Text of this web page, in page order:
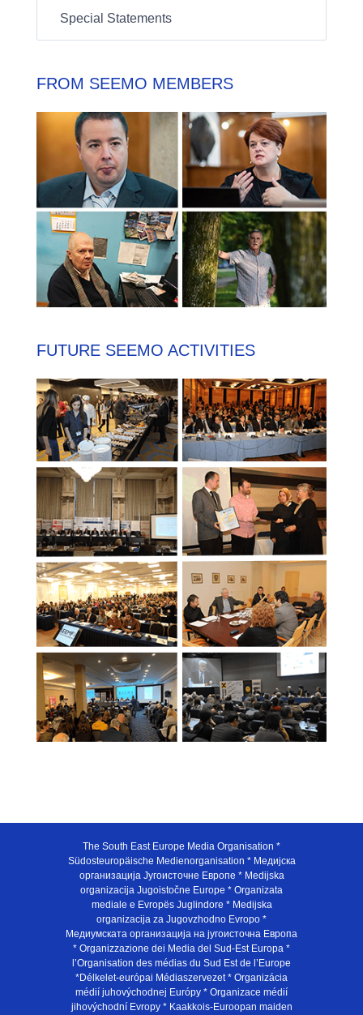
Special Statements
FROM SEEMO MEMBERS
FUTURE SEEMO ACTIVITIES
The South East Europe Media Organisation *
Südosteuropäische Medienorganisation * Медијска
организација Југоисточне Европе * Medijska
organizacija Jugoistočne Europe * Organizata
mediale e Evropës Juglindore * Medijska
organizacija za Jugovzhodno Evropo *
Медиумската организација на југоисточна Европа
* Organizzazione dei Media del Sud-Est Europa *
l’Organisation des médias du Sud Est de l’Europe
*Délkelet-európai Médiaszervezet * Organizácia
médií juhovýchodnej Európy * Organizace médií
jihovýchodní Evropy * Kaakkois-Euroopan maiden